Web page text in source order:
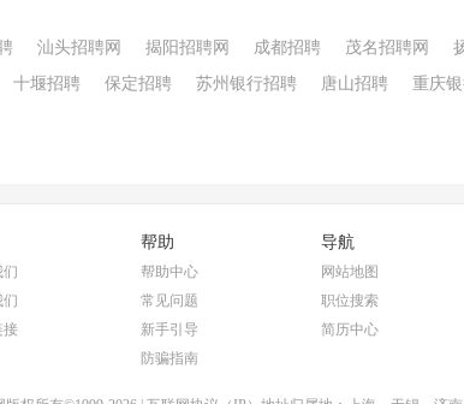
汕头招聘网 揭阳招聘网 成都招聘 茂名招聘网
十堰招聘 保定招聘 苏州银行招聘 唐山招聘 重庆
们
们
接
帮助
帮助中心
常见问题
新手引导
防骗指南
导航
网站地图
职位搜索
简历中心